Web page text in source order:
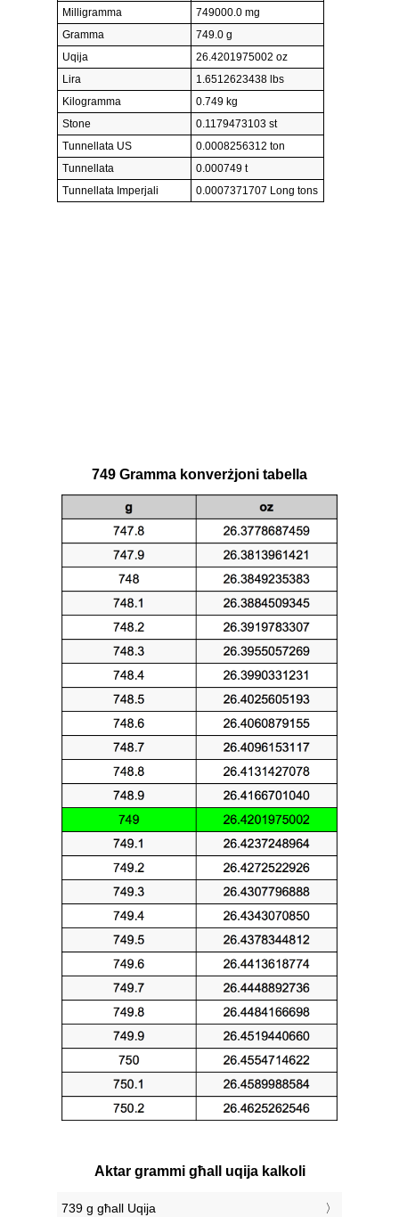
Milligramma
749000.0 mg
Gramma
749.0 g
Uqija
26.4201975002 oz
Lira
1.6512623438 lbs
Kilogramma
0.749 kg
Stone
0.1179473103 st
Tunnellata US
0.0008256312 ton
Tunnellata
0.000749 t
Tunnellata Imperjali
0.0007371707 Long tons
749 Gramma konverżjoni tabella
Aktar grammi għall uqija kalkoli
739 g għall Uqija